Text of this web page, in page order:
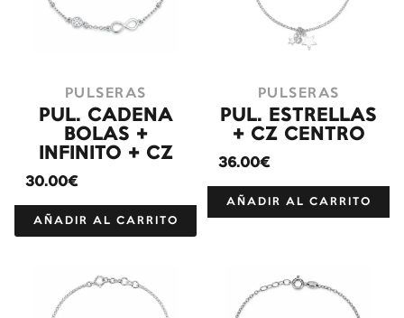
PULSERAS
PUL. CADENA
BOLAS +
INFINITO + CZ
30.00€
AÑADIR AL CARRITO
PULSERAS
PUL. ESTRELLAS
+ CZ CENTRO
36.00€
AÑADIR AL CARRITO